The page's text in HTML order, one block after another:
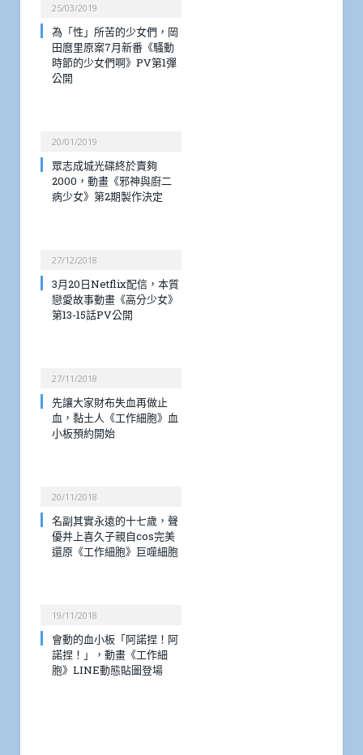
25/03/2019
為「性」所苦的少女們，岡
田麿里原案7月新番《騷動
時節的少女們啊》PV第1彈
公開
20/01/2019
眾志成城光碟終於賣夠
2000，動畫《邪神與廚二
病少女》第2期製作決定
27/12/2018
3月20日Netflix配信，本質
戀愛故事動畫《高分少女》
第13-15話PV公開
27/11/2018
先讓大家財布失血再做止
血，黏土人《工作細胞》血
小板預約開始
20/11/2018
名副其實永遠的十七歲，聲
優井上喜久子親自cos完美
還原《工作細胞》巨噬細胞
19/11/2018
會動的血小板「阿諾捏！阿
諾捏！」，動畫《工作細
胞》LINE動態貼圖登場